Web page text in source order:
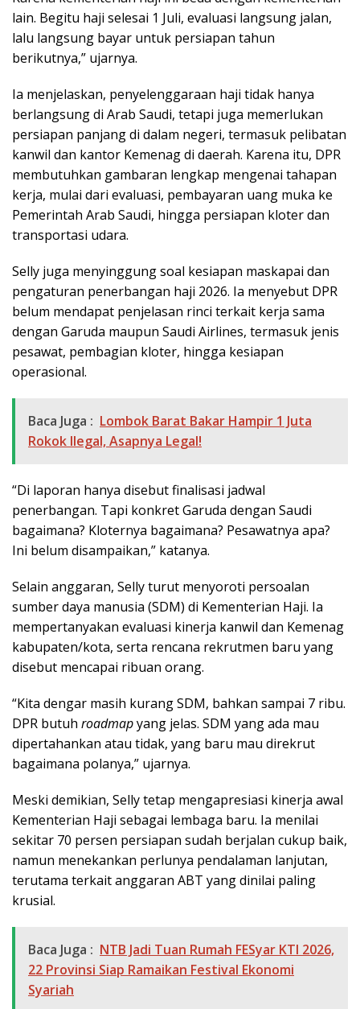
lain. Begitu haji selesai 1 Juli, evaluasi langsung jalan,
lalu langsung bayar untuk persiapan tahun
berikutnya,” ujarnya.
Ia menjelaskan, penyelenggaraan haji tidak hanya
berlangsung di Arab Saudi, tetapi juga memerlukan
persiapan panjang di dalam negeri, termasuk pelibatan
kanwil dan kantor Kemenag di daerah. Karena itu, DPR
membutuhkan gambaran lengkap mengenai tahapan
kerja, mulai dari evaluasi, pembayaran uang muka ke
Pemerintah Arab Saudi, hingga persiapan kloter dan
transportasi udara.
Selly juga menyinggung soal kesiapan maskapai dan
pengaturan penerbangan haji 2026. Ia menyebut DPR
belum mendapat penjelasan rinci terkait kerja sama
dengan Garuda maupun Saudi Airlines, termasuk jenis
pesawat, pembagian kloter, hingga kesiapan
operasional.
Baca Juga : Lombok Barat Bakar Hampir 1 Juta
Rokok Ilegal, Asapnya Legal!
“Di laporan hanya disebut finalisasi jadwal
penerbangan. Tapi konkret Garuda dengan Saudi
bagaimana? Kloternya bagaimana? Pesawatnya apa?
Ini belum disampaikan,” katanya.
Selain anggaran, Selly turut menyoroti persoalan
sumber daya manusia (SDM) di Kementerian Haji. Ia
mempertanyakan evaluasi kinerja kanwil dan Kemenag
kabupaten/kota, serta rencana rekrutmen baru yang
disebut mencapai ribuan orang.
“Kita dengar masih kurang SDM, bahkan sampai 7 ribu.
DPR butuh roadmapyang jelas. SDM yang ada mau
dipertahankan atau tidak, yang baru mau direkrut
bagaimana polanya,” ujarnya.
Meski demikian, Selly tetap mengapresiasi kinerja awal
Kementerian Haji sebagai lembaga baru. Ia menilai
sekitar 70 persen persiapan sudah berjalan cukup baik,
namun menekankan perlunya pendalaman lanjutan,
terutama terkait anggaran ABT yang dinilai paling
krusial.
Baca Juga : NTB Jadi Tuan Rumah FESyar KTI 2026,
22 Provinsi Siap Ramaikan Festival Ekonomi
Syariah